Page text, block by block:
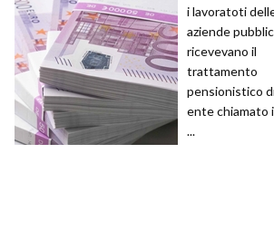
i lavoratoti
aziende
ricevevano il
trattamento
pensionistico
ente chiamato
...